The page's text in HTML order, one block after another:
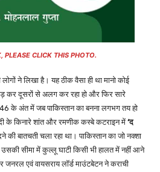
PLEASE CLICK THIS PHOTO.
ने लिखा है। यह ठीक वैसा ही था मानो कोई
कर दूसरों से अलग कर रहा हो और फिर सारे
के अंत में जब पाकिस्तान का बनना लगभग तय हो
के किनारे शांत और रमणीक कस्बे कटराइन में ‘द
बातचती चला रहा था। पाकिस्तान का जो नक्शा
सीमा में कुल्लू घाटी किसी भी हालत में नहीं आने
जनरल एवं वायसराय लॉर्ड माउंटबेटन ने कराची